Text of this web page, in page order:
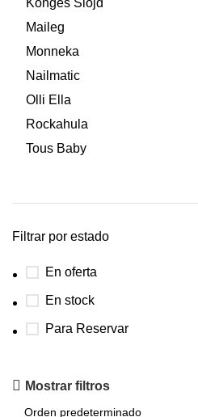
Konges Slojd
Maileg
Monneka
Nailmatic
Olli Ella
Rockahula
Tous Baby
Filtrar por estado
En oferta
En stock
Para Reservar
Parisinas de Moulin Roty
Mostrar filtros